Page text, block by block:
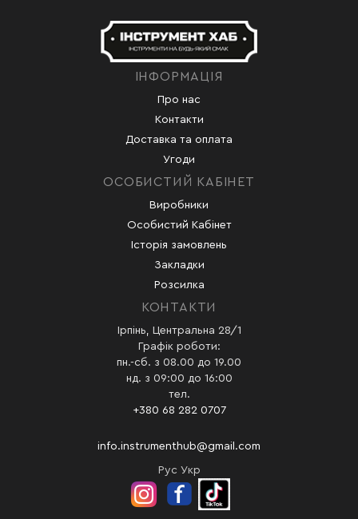
ІНФОРМАЦІЯ
Про нас
Контакти
Доставка та оплата
Угоди
ОСОБИСТИЙ КАБІНЕТ
Виробники
Особистий Кабінет
Історія замовлень
Закладки
Розсилка
КОНТАКТИ
Ірпінь, Центральна 28/1
Графік роботи:
пн.-сб. з 08.00 до 19.00
нд. з 09:00 до 16:00
тел.
+380 68 282 0707
info.instrumenthub@gmail.com
Рус Укр